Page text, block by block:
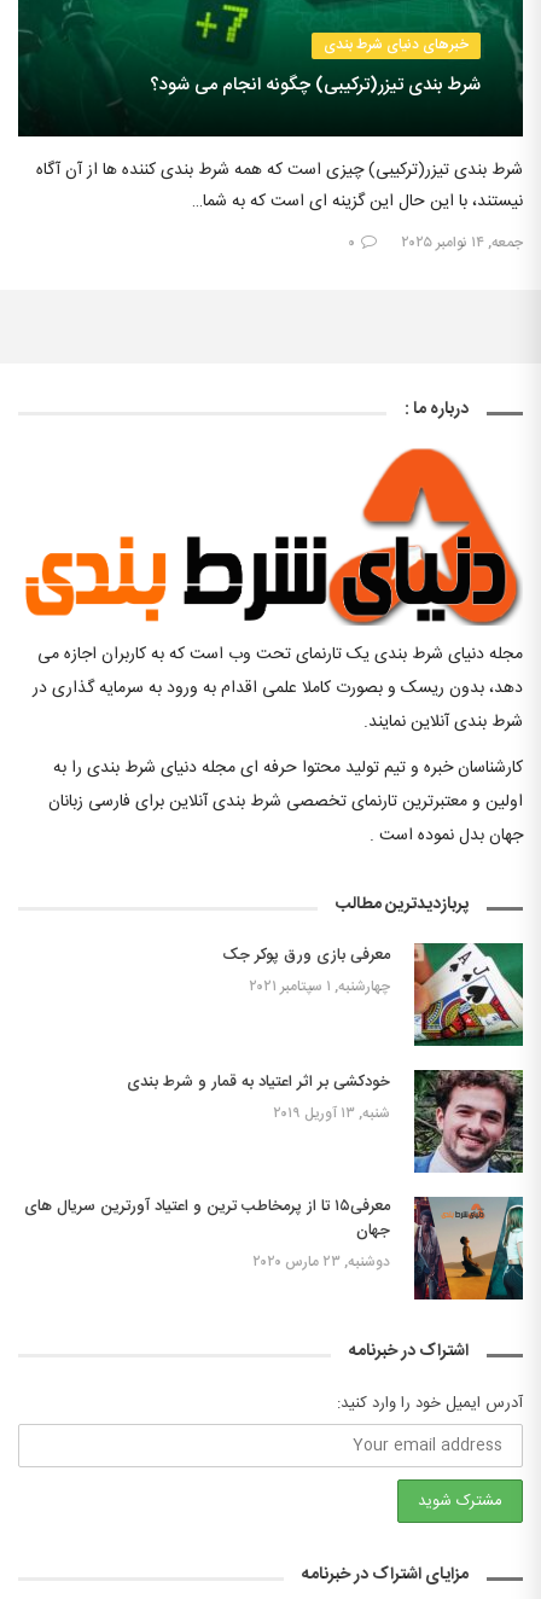
خبرهای دنیای شرط بندی
شرط بندی تیزر(ترکیبی) چگونه انجام می شود؟
شرط بندی تیزر(ترکیبی) چیزی است که همه شرط بندی کننده ها از آن آگاه
نیستند، با این حال این گزینه ای است که به شما…
جمعه, ۱۴ نوامبر ۲۰۲۵ ۰
درباره ما :
مجله دنیای شرط بندی یک تارنمای تحت وب است که به کاربران اجازه می
دهد، بدون ریسک و بصورت کاملا علمی اقدام به ورود به سرمایه گذاری در
شرط بندی آنلاین نمایند.
کارشناسان خبره و تیم تولید محتوا حرفه ای مجله دنیای شرط بندی را به
اولین و معتبرترین تارنمای تخصصی شرط بندی آنلاین برای فارسی زبانان
جهان بدل نموده است .
پربازدیدترین مطالب
معرفی بازی ورق پوکر جک
چهارشنبه, ۱ سپتامبر ۲۰۲۱
خودکشی بر اثر اعتیاد به قمار و شرط بندی
شنبه, ۱۳ آوریل ۲۰۱۹
معرفی۱۵ تا از پرمخاطب ترین و اعتیاد آورترین سریال های
جهان
دوشنبه, ۲۳ مارس ۲۰۲۰
اشتراک در خبرنامه
آدرس ایمیل خود را وارد کنید:
مزایای اشتراک در خبرنامه